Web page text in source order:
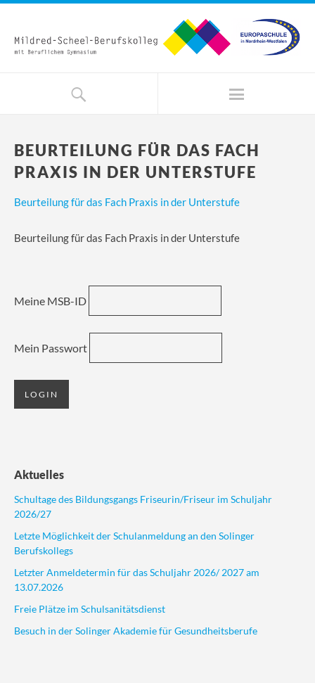
BEURTEILUNG FÜR DAS FACH
PRAXIS IN DER UNTERSTUFE
Beurteilung für das Fach Praxis in der Unterstufe
Beurteilung für das Fach Praxis in der Unterstufe
Meine MSB-ID
Mein Passwort
Aktuelles
Schultage des Bildungsgangs Friseurin/Friseur im Schuljahr
2026/27
Letzte Möglichkeit der Schulanmeldung an den Solinger
Berufskollegs
Letzter Anmeldetermin für das Schuljahr 2026/ 2027 am
13.07.2026
Freie Plätze im Schulsanitätsdienst
Besuch in der Solinger Akademie für Gesundheitsberufe